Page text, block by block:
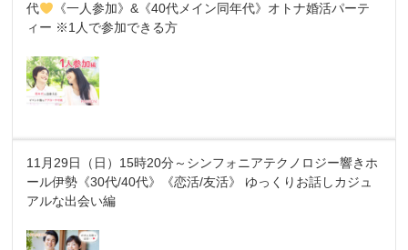
代
《一人参加》&《40代メイン同年代》オトナ婚活パーテ
ィー ※1人で参加できる方
11月29日（日）15時20分～シンフォニアテクノロジー響きホ
ール伊勢《30代/40代》《恋活/友活》 ゆっくりお話しカジュ
アルな出会い編